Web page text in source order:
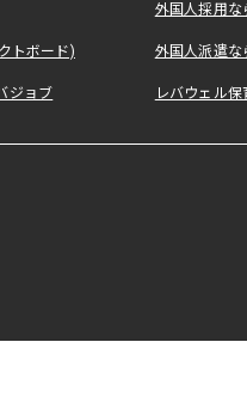
外国人採用
トボード) 外国人派遣な
ジョブ レバウェル